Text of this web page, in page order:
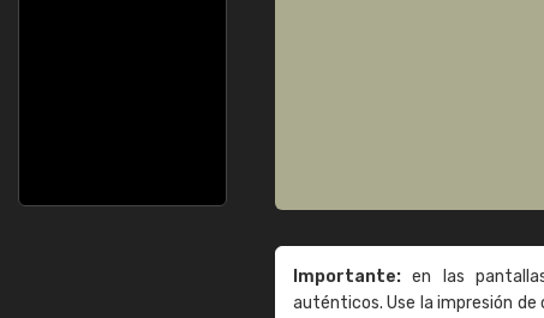
Importante: en las
auténticos. Use la impresión